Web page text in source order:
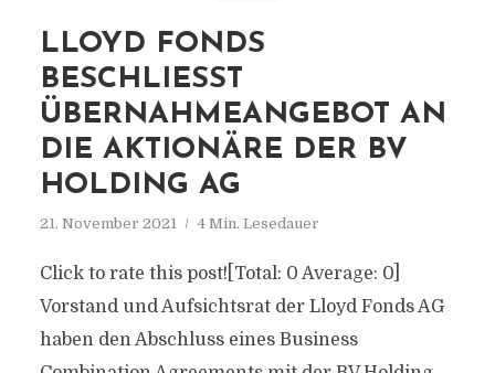
LLOYD FONDS
BESCHLIESST Ü
BERNAHMEANGEBOT AN D
IE AKTIONÄRE DER BV H
OLDING AG
21. November 2021 4 Min. Lesedauer
Click to rate this post![Total: 0 Average: 0]
Vorstand und Aufsichtsrat der Lloyd Fonds AG
haben den Abschluss eines Business